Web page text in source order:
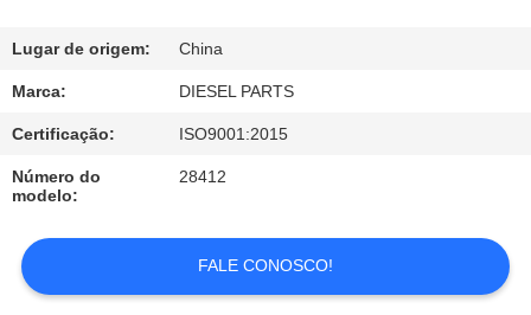
CONTACTE-
NOS
NOTÍCIA
PEÇA
UMAS
Lugar de origem: China
Marca: DIESEL PARTS
Certificação: ISO9001:2015
Número do
modelo:
28412
FALE CONOSCO!